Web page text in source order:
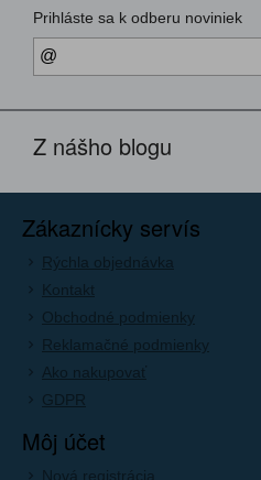
Prihláste sa k odberu noviniek
Z nášho blogu
Zákaznícky servís
Rýchla objednávka
Kontakt
Obchodné podmienky
Reklamačné podmienky
Ako nakupovať
GDPR
Môj účet
Nová registrácia